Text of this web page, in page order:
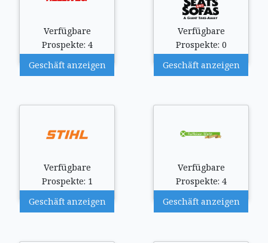
Verfügbare
Prospekte: 4
Geschäft anzeigen
Verfügbare
Prospekte: 0
Geschäft anzeigen
Verfügbare
Prospekte: 1
Geschäft anzeigen
Verfügbare
Prospekte: 4
Geschäft anzeigen